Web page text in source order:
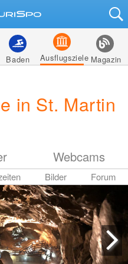
Baden Ausflugsziele Magazin
in St. Martin
Webcams
Bilder Forum